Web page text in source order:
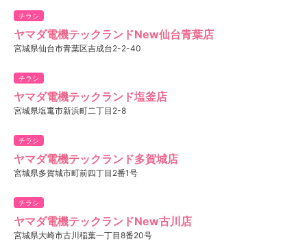
チラシ
ヤマダ電機テックランドNew仙台青葉店
宮城県仙台市青葉区吉成台2-2-40
チラシ
ヤマダ電機テックランド塩釜店
宮城県塩竃市新浜町二丁目2-8
チラシ
ヤマダ電機テックランド多賀城店
宮城県多賀城市町前四丁目2番1号
チラシ
ヤマダ電機テックランドNew古川店
宮城県大崎市古川稲葉一丁目8番20号